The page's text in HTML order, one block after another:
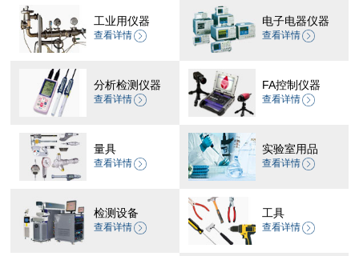
工业用仪器
查看详情
电子电器仪器
查看详情
分析检测仪器
查看详情
FA控制仪器
查看详情
量具
查看详情
实验室用品
查看详情
检测设备
查看详情
工具
查看详情